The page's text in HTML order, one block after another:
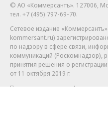
© АО «Коммерсантъ». 127006,
тел. +7 (495) 797-69-70.
Сетевое издание
kommersant.ru)
по надзору в сфере связи,
коммуникаций (Роскомнадзор),
принятия решения о
от 11 октября 2019 г.
Партнерские проекты/